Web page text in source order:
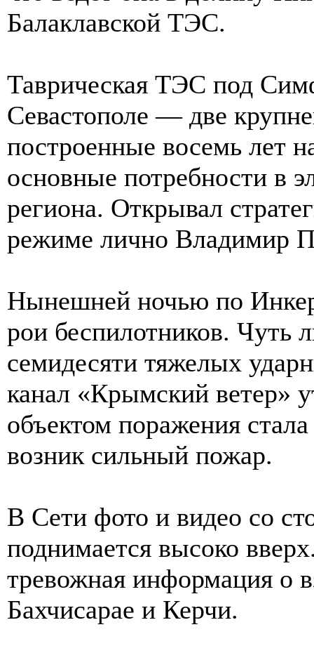
Балаклавской ТЭС.
Таврическая ТЭС под
Севастополе — две
построенные восемь лет
основные потребности в
региона. Открывал
режиме лично Владимир
Нынешней ночью по
рои беспилотников.
семидесяти тяжелых
канал «Крымский ветер»
объектом поражения
возник сильный пожар.
В Сети фото и видео со
поднимается высоко
тревожная информация о
Бахчисарае и Керчи.